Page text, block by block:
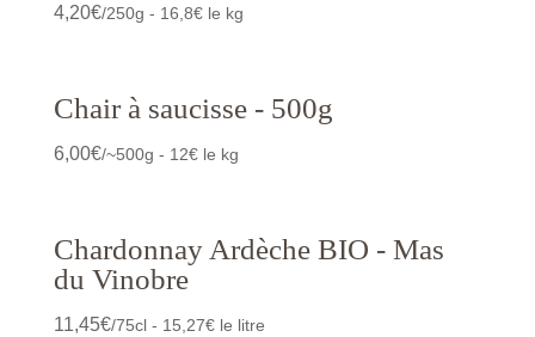
4,20€/250g - 16,8€ le kg
Chair à saucisse - 500g
6,00€/~500g - 12€ le kg
Chardonnay Ardèche BIO - Mas
du Vinobre
11,45€/75cl - 15,27€ le litre